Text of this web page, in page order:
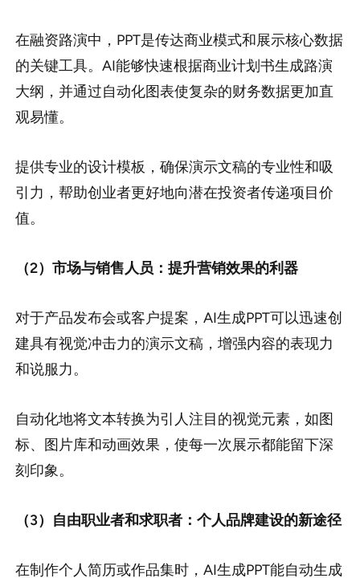
在融资路演中，PPT是传达商业模式和展示核心数据
的关键工具。AI能够快速根据商业计划书生成路演
大纲，并通过自动化图表使复杂的财务数据更加直
观易懂。
提供专业的设计模板，确保演示文稿的专业性和吸
引力，帮助创业者更好地向潜在投资者传递项目价
值。
（2）市场与销售人员：提升营销效果的利器
对于产品发布会或客户提案，AI生成PPT可以迅速创
建具有视觉冲击力的演示文稿，增强内容的表现力
和说服力。
自动化地将文本转换为引人注目的视觉元素，如图
标、图片库和动画效果，使每一次展示都能留下深
刻印象。
（3）自由职业者和求职者：个人品牌建设的新途径
在制作个人简历或作品集时，AI生成PPT能自动生成